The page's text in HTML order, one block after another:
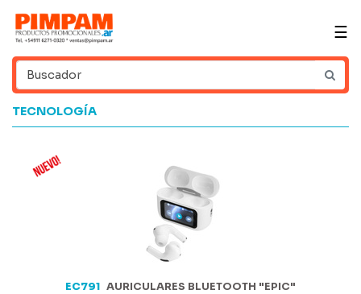
☰
TECNOLOGÍA
EC791 AURICULARES BLUETOOTH "EPIC"